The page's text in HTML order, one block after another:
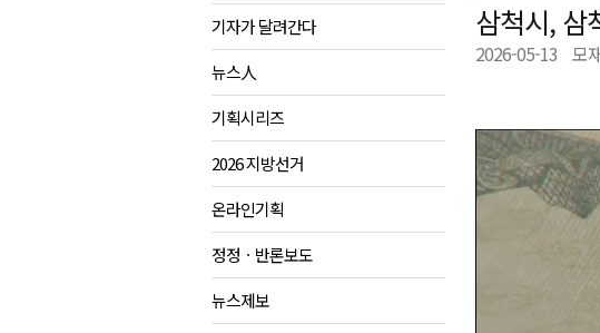
평창동계올림픽 정신 계승 합동훈련 돌입
춘천시, 오는 8일 의암호서 '드론 라이트쇼'
어제 오후, 고성 대진항 어구 창고 불..인명피해 없
홍천군 "철도 개통 이후를 그린다"
기자가 달려간다
뉴스人
기획시리즈
2026 지방선거
온라인기획
정정ㆍ반론보도
뉴스제보
삼척시, 삼
2026-05-13 모